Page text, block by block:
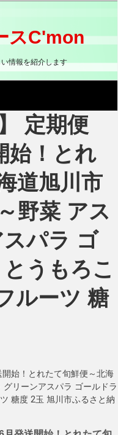
スC'mon
情報を紹介します
定期便
始！とれ
道旭川市
野菜 アス
パラ ゴ
うもろこ
ルーツ 糖
開始！とれたて旬鮮便～北海
リーンアスパラ ゴールドラ
糖度 2玉 旭川市ふるさと納